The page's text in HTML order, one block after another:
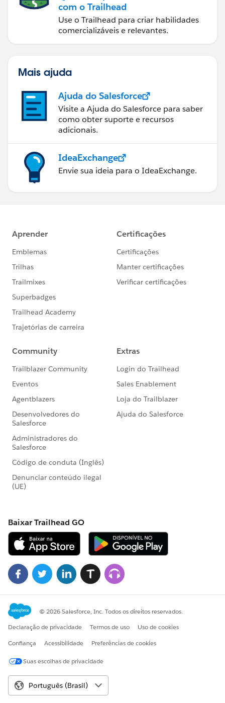
com o Trailhead
Use o Trailhead para criar habilidades
comercializáveis e relevantes.
Mais ajuda
Ajuda do Salesforce
Visite a Ajuda do Salesforce para saber
como obter suporte e recursos
adicionais.
IdeaExchange
Envie sua ideia para o IdeaExchange.